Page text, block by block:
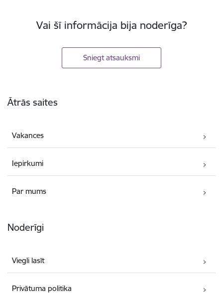
Vai šī informācija bija noderīga?
Sniegt atsauksmi
Ātrās saites
Vakances
Iepirkumi
Par mums
Noderīgi
Viegli lasīt
Privātuma politika